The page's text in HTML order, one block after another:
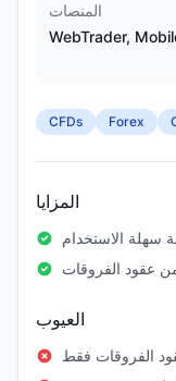
المنصات
WebTrader,
CFDs Forex
المزايا
سهلة الاستخدام
عقود الفروقات
العيوب
الفروقات فقط